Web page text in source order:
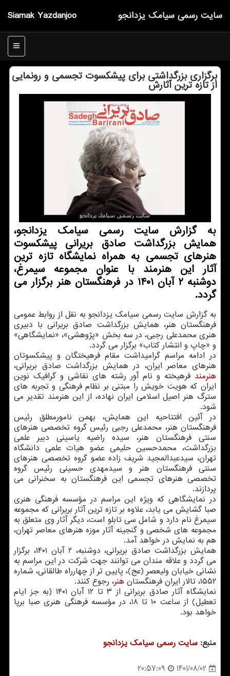
Siamak Yazdanjoo سایت رسمی سیامك یزدانجو
منو
برگزاری بزرگداشتی برای پیشکسوت تجسمی و رونمایی
از تازه ترین آثارش
به گزارش سایت رسمی سیامک یزدانجو،
همایش بزرگداشت صادق بریرانی پیشکسوت
هنرهای تجسمی به همراه نمایشگاه تازه ترین
آثار این هنرمند با عنوان مجموعه سیمرغ،
دوشنبه ۲ آبان ۱۴۰۱ در فرهنگستان هنر برگزار می
گردد.
به گزارش سایت رسمی سیامک یزدانجو به نقل از روابط عمومی
فرهنگستان هنر، همایش بزرگداشت صادق بریرانی با دبیری
هنری محمدعلی رجبی، در سه بخش «پژوهشی»، «نمایشگاهی»
و «چاپ و انتشار کتاب» برگزار می گردد.
در ادامه مراسم گرامیداشت مقام فرهیختگان و پیشکسوتان
هنرهای معاصر ایران، در همایش بزرگداشت صادق بریرانی،
هنرمند فرهیخته و نام آور رشته های نقاشی و گرافیک نوین
ایران که هویت خویش را مبتنی بر نظام فرهنگی و تجربه های
سترگ هنر اصیل اسلامی ایران نهاده، از این هنرمند تقدیر می
شود.
در آئین افتتاحیه این همایش، بهمن نامورمطلق رئیس
فرهنگستان هنر، محمدعلی رجبی رئیس گروه تخصصی هنرهای
سنتی فرهنگستان هنر، سیده راضیه یاسینی دبیر علمی
بزرگداشت، محمدحسین حلیمی عضو هیات علمی دانشگاه
تهران، سیدعبدالمجید شریف زاده عضو گروه تخصصی هنرهای
سنتی فرهنگستان هنر و سیدمهدی حسینی رئیس گروه
تخصصی هنرهای تجسمی این فرهنگستان به سخنرانی می
پردازند.
در نمایشگاهی که ویژه این مراسم در مؤسسه فرهنگی هنری
صبا گشایش می یابد، علاوه بر تازه ترین آثار بریرانی که مجموعه
سیمرغ نام دارد و شامل سی تابلو است، دیگر آثار وی متعلق به
مجموعه های شخصی و گنجینه آثار موزه هنرهای معاصر تهران،
هم به نمایش در خواهد آمد.
همایش بزرگداشت صادق بریرانی، دوشنبه، ۲ آبان ۱۴۰۱، برگزار
می گردد و علاقه مندان می توانند جهت شرکت در این مراسم به
نشانی خیابان ولیعصر (عج)، پایین تر از چهارراه طالقانی، شماره
۱۵۵۲، تالار ایرانِ فرهنگستان
هنر، رجوع کنند.
نمایشگاه آثار صادق بریرانی از ۳ تا ۱۲ آبان ۱۴۰۱ (به جز ایام
تعطیل) از ساعت ۱۰ تا ۱۸، در مؤسسه فرهنگی هنری صبا برپا
خواهد بود.
منبع: سایت رسمی سیامك یزدانجو
1401/08/02
20:57:09